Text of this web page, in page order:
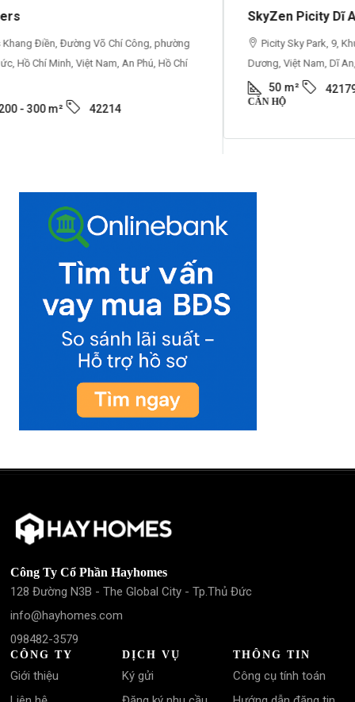
Picity Sky Park, 9, Khu Phố Nhị Đồng 2, An Bình, Dĩ An, Bình
Dương, Việt Nam, Dĩ An, Bình Dương, Hồ Chí Minh
CĂN HỘ
128 Đường N3B - The Global City - Tp.Thủ Đức
info@hayhomes.com
098482-3579
CÔNG TY
Giới thiệu
Ký gửi
Đăng ký nhu cầu
Công cụ tính toán
Hướng dẫn đăng tin